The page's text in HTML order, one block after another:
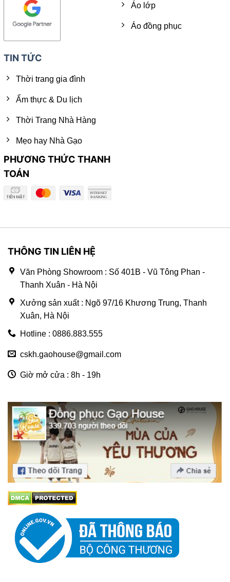
Áo lớp
Áo đồng phục
TIN TỨC
Thời trang gia đình
Ẩm thực & Du lịch
Thời Trang Nhà Hàng
Mẹo hay Nhà Gạo
PHƯƠNG THỨC THANH
TOÁN
THÔNG TIN LIÊN HỆ
Văn Phòng Showroom : Số 401B - Vũ Tông Phan -
Thanh Xuân - Hà Nội
Xưởng sản xuất : Ngõ 97/16 Khương Trung, Thanh
Xuân, Hà Nội
Hotline : 0886.883.555
cskh.gaohouse@gmail.com
Giờ mở cửa : 8h - 19h